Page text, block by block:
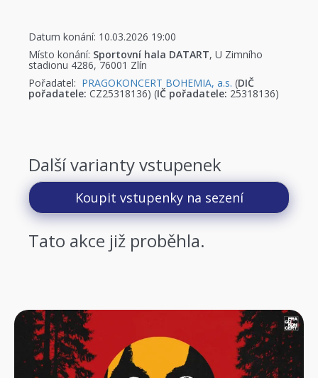
Datum konání: 10.03.2026 19:00
Místo konání: Sportovní hala DATART, U Zimního
stadionu 4286, 76001 Zlín
Pořadatel: PRAGOKONCERT BOHEMIA, a.s. (DIČ
pořadatele: CZ25318136) (IČ pořadatele: 25318136)
Další varianty vstupenek
Koupit vstupenky na sezení
Tato akce již proběhla.